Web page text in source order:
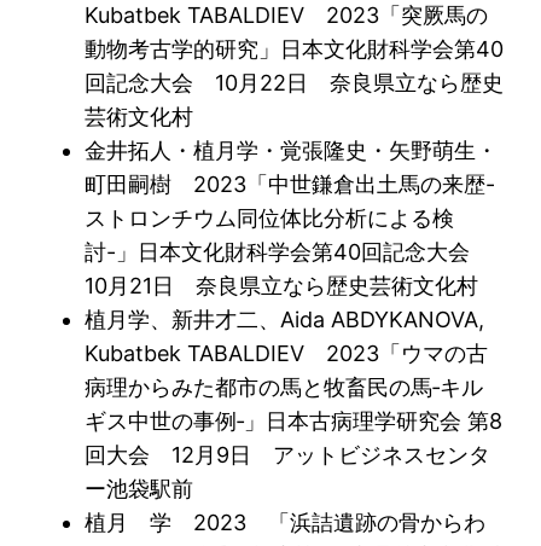
Kubatbek TABALDIEV 2023「突厥馬の
動物考古学的研究」日本文化財科学会第40
回記念大会 10月22日 奈良県立なら歴史
芸術文化村
金井拓人・植月学・覚張隆史・矢野萌生・
町田嗣樹 2023「中世鎌倉出土馬の来歴-
ストロンチウム同位体比分析による検
討-」日本文化財科学会第40回記念大会
10月21日 奈良県立なら歴史芸術文化村
植月学、新井才二、Aida ABDYKANOVA,
Kubatbek TABALDIEV 2023「ウマの古
病理からみた都市の馬と牧畜民の馬‐キル
ギス中世の事例‐」日本古病理学研究会 第8
回大会 12月9日 アットビジネスセンタ
ー池袋駅前
植月 学 2023 「浜詰遺跡の骨からわ